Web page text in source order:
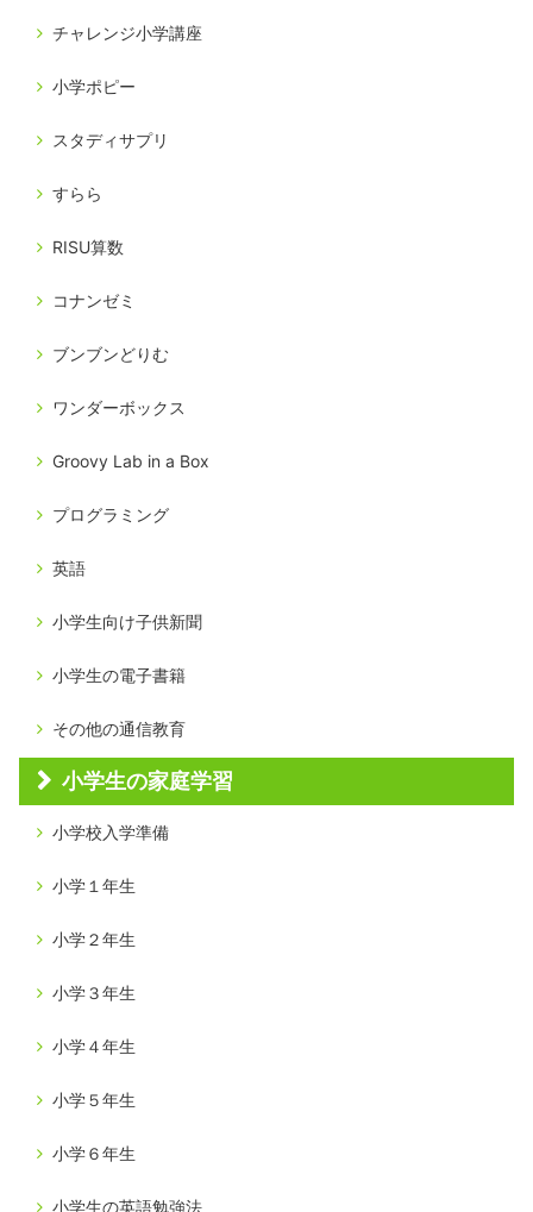
チャレンジ小学講座
小学ポピー
スタディサプリ
すらら
RISU算数
コナンゼミ
ブンブンどりむ
ワンダーボックス
Groovy Lab in a Box
プログラミング
英語
小学生向け子供新聞
小学生の電子書籍
その他の通信教育
小学生の家庭学習
小学校入学準備
小学１年生
小学２年生
小学３年生
小学４年生
小学５年生
小学６年生
小学生の英語勉強法